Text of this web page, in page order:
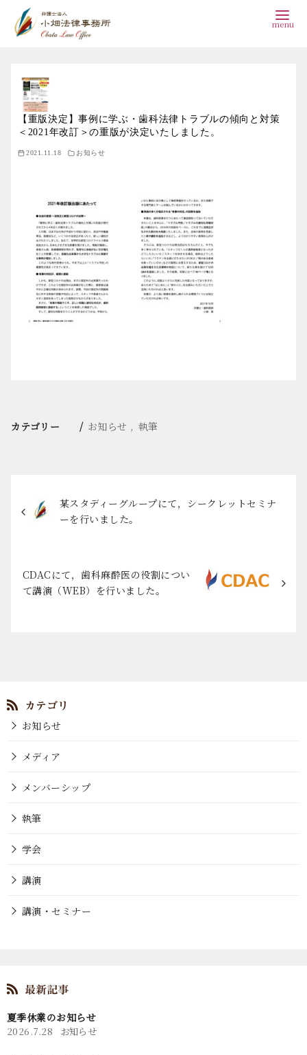
【重版決定】事例に学ぶ・歯科法律トラブルの傾向と対策
＜2021年改訂＞の重版が決定いたしました。
2021.11.18 お知らせ
カテゴリー お知らせ 執筆
某スタディーグループにて，シークレットセミナ
ーを行いました。
CDACにて，歯科麻酔医の役割につい
て講演（WEB）を行いました。
お知らせ
メディア
メンバーシップ
執筆
学会
講演
講演・セミナー
2026.7.28 お知らせ
夏季休業のお知らせ